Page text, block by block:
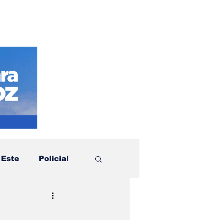
Policial
Política